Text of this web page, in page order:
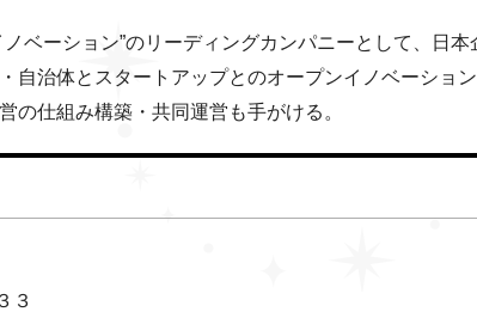
ベーション”のリーディングカンパニーとして、日本
自治体とスタートアップとのオープンイノベーショ
の仕組み構築・共同運営も手がける。
３